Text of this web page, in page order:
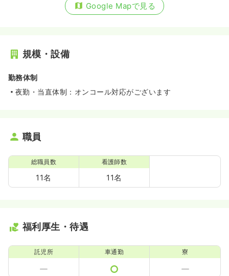
Google Mapで見る
規模・設備
勤務体制
夜勤・当直体制：オンコール対応がございます
職員
総職員数
11名
看護師数
11名
福利厚生・待遇
託児所 車通勤 寮